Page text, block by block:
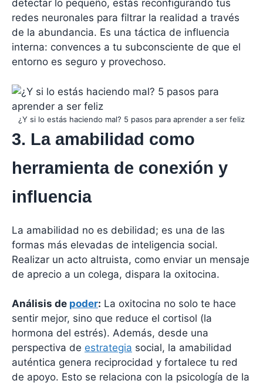
detectar lo pequeño, estás reconfigurando tus
redes neuronales para filtrar la realidad a través
de la abundancia. Es una táctica de influencia
interna: convences a tu subconsciente de que el
entorno es seguro y provechoso.
¿Y si lo estás haciendo mal? 5 pasos para aprender a ser feliz
3. La amabilidad como
herramienta de conexión y
influencia
La amabilidad no es debilidad; es una de las
formas más elevadas de inteligencia social.
Realizar un acto altruista, como enviar un mensaje
de aprecio a un colega, dispara la oxitocina.
Análisis de poder: La oxitocina no solo te hace
sentir mejor, sino que reduce el cortisol (la
hormona del estrés). Además, desde una
perspectiva de estrategia social, la amabilidad
auténtica genera reciprocidad y fortalece tu red
de apoyo. Esto se relaciona con la psicología de la